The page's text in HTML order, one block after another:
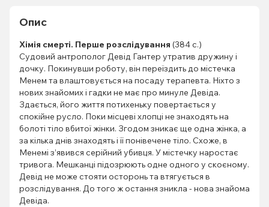
Опис
Хімія смерті. Перше розслідування (384 с.)
Судовий антрополог Девід Гантер утратив дружину і
дочку. Покинувши роботу, він переїздить до містечка
Менем та влаштовується на посаду терапевта. Ніхто з
нових знайомих і гадки не має про минуле Девіда.
Здається, його життя потихеньку повертається у
спокійне русло. Поки місцеві хлопці не знаходять на
болоті тіло вбитої жінки. Згодом зникає ще одна жінка, а
за кілька днів знаходять і її понівечене тіло. Схоже, в
Менемі з’явився серійний убивця. У містечку наростає
тривога. Мешканці підозрюють одне одного у скоєному.
Девід не може стояти осторонь та втягується в
розслідування. До того ж остання зникла - нова знайома
Девіда.